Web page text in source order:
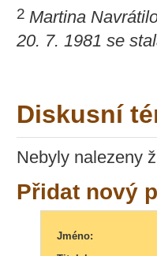
2 Martina
20. 7. 1981 se
Diskusní
Nebyly nalezeny
Přidat nový
Jméno: